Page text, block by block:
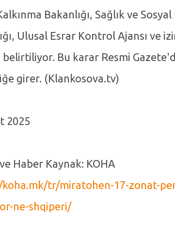
Bakanlığı, Sağlık ve
Ulusal Esrar Kontrol Ajansı ve
Bu karar Resmi
girer. (Klankosova.tv)
2025
Haber Kaynak: KOHA
tr/miratohen-17-zonat-
ne-shqiperi/